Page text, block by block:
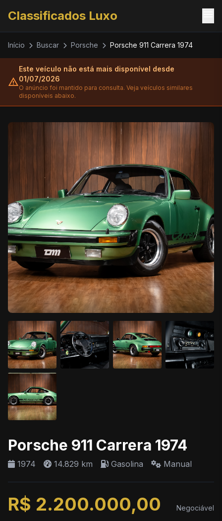
Classificados Luxo
Início Buscar Porsche Porsche 911 Carrera 1974
warning
Este veículo não está mais disponível desde
01/07/2026
O anúncio foi mantido para consulta. Veja veículos similares
disponíveis abaixo.
Porsche 911 Carrera 1974
1974 14.829 km Gasolina Manual
R$ 2.200.000,00 Negociável